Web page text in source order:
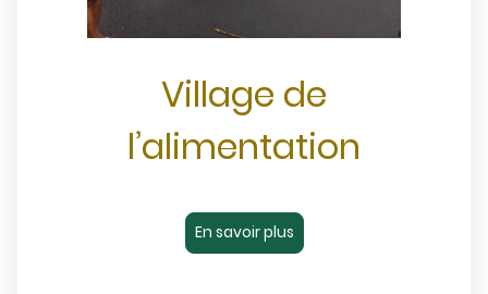
Village de
l’alimentation
En savoir plus